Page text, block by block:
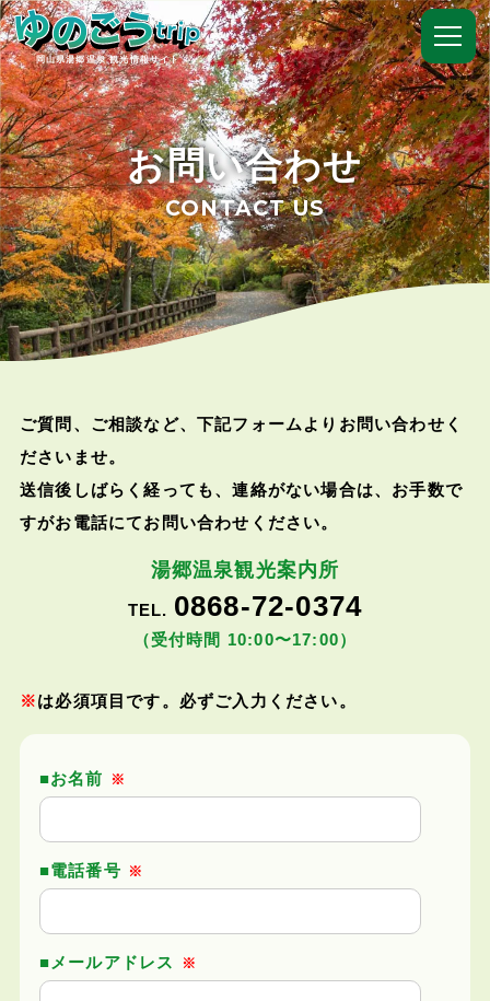
岡山県湯郷温泉 観光情報サイト
お問い合わせ
CONTACT US
ご質問、ご相談など、下記フォームよりお問い合わせく
ださいませ。
送信後しばらく経っても、連絡がない場合は、お手数で
すがお電話にてお問い合わせください。
湯郷温泉観光案内所
TEL. 0868-72-0374
（受付時間 10:00〜17:00）
※は必須項目です。必ずご入力ください。
お名前 ※
電話番号 ※
メールアドレス ※